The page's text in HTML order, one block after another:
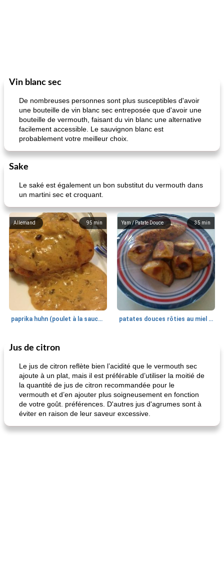
Vin blanc sec
De nombreuses personnes sont plus susceptibles d'avoir
une bouteille de vin blanc sec entreposée que d'avoir une
bouteille de vermouth, faisant du vin blanc une alternative
facilement accessible. Le sauvignon blanc est
probablement votre meilleur choix.
Sake
Le saké est également un bon substitut du vermouth dans
un martini sec et croquant.
95 min
Allemand
paprika huhn (poulet à la sauce paprika).
35 min
Yam / Patate Douce
patates douces rôties au miel / kumara
Petit déjeuner et brunch
Jus de citron
Le jus de citron reflète bien l’acidité que le vermouth sec
ajoute à un plat, mais il est préférable d’utiliser la moitié de
la quantité de jus de citron recommandée pour le
vermouth et d’en ajouter plus soigneusement en fonction
de votre goût. préférences. D'autres jus d'agrumes sont à
éviter en raison de leur saveur excessive.